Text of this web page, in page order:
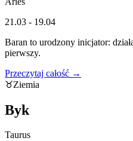
21.03 - 19.04
Baran to urodzony inicjator:
pierwszy.
Przeczytaj całość →
♉Ziemia
Byk
Taurus